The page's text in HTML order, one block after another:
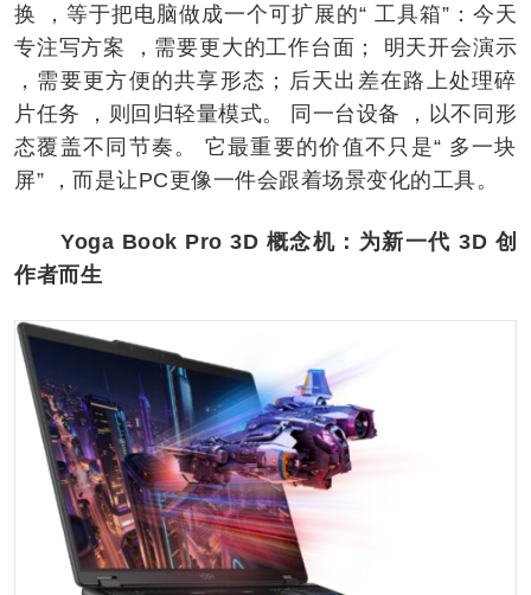
换 ，等于把电脑做成一个可扩展的“ 工具箱”：今天
专注写方案 ，需要更大的工作台面； 明天开会演⽰
，需要更方便的共享形态；后天出差在路上处理碎
片任务 ，则回归轻量模式。 同一台设备 ，以不同形
态覆盖不同节奏。 它最重要的价值不只是“ 多一块
屏” ，而是让PC更像一件会跟着场景变化的工具。
Yoga Book Pro 3D 概念机：为新一代 3D 创
作者而生